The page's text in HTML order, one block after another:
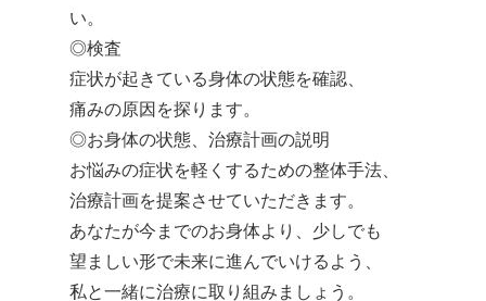
い。
◎検査
症状が起きている身体の状態を確認、
痛みの原因を探ります。
◎お身体の状態、治療計画の説明
お悩みの症状を軽くするための整体手法、
治療計画を提案させていただきます。
あなたが今までのお身体より、少しでも
望ましい形で未来に進んでいけるよう、
私と一緒に治療に取り組みましょう。